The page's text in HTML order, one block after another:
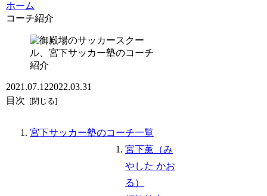
ホーム
コーチ紹介
2021.07.122022.03.31
目次
宮下サッカー塾のコーチ一覧
宮下薫（み
やした かお
る）